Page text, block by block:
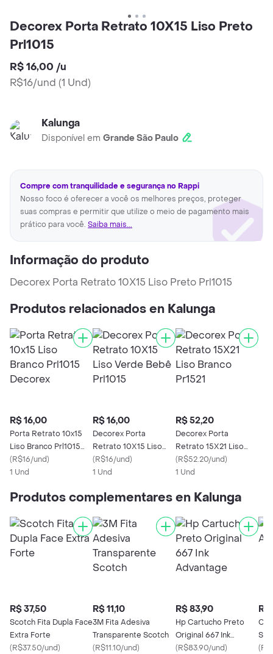
Decorex Porta Retrato 10X15 Liso Preto
Prl1015
R$ 16,00 /u
R$16/und (1 Und)
Kalunga
Disponível em Grande São Paulo
Compre com tranquilidade e segurança no Rappi
Nosso foco é oferecer a você os melhores preços, proteger
suas compras e permitir que utilize o meio de pagamento mais
prático para você. Saiba mais...
Informação do produto
Decorex Porta Retrato 10X15 Liso Preto Prl1015
Produtos relacionados en Kalunga
R$ 16,00
Porta Retrato 10x15
Liso Branco Prl1015
Decorex
(R$16/und)
1 Und
R$ 16,00
Decorex Porta
Retrato 10X15 Liso
Verde Bebê Prl1015
(R$16/und)
1 Und
R$ 52,20
Decorex Porta
Retrato 15X21 Liso
Branco Pr1521
(R$52.20/und)
1 Und
Produtos complementares en Kalunga
R$ 37,50
Scotch Fita Dupla Face
Extra Forte
(R$37.50/und)
R$ 11,10
3M Fita Adesiva
Transparente Scotch
(R$11.10/und)
R$ 83,90
Hp Cartucho Preto
Original 667 Ink
Advantage
(R$83.90/und)
R$
(